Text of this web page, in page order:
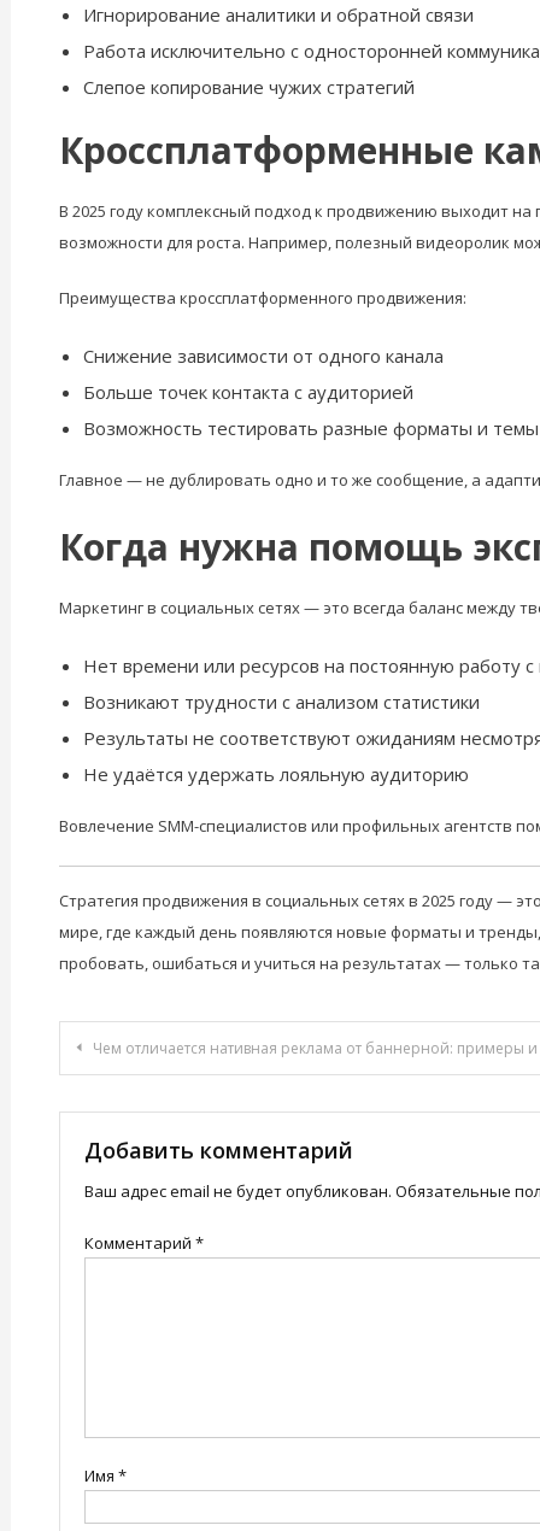
Игнорирование аналитики и обратной связи
Работа исключительно с односторонней
Слепое копирование чужих стратегий
Кроссплатформенные
В 2025 году комплексный подход к продвижению выходит
возможности для роста. Например, полезный видеоролик
Преимущества кроссплатформенного продвижения:
Снижение зависимости от одного канала
Больше точек контакта с аудиторией
Возможность тестировать разные форматы и темы
Главное — не дублировать одно и то же сообщение, а
Когда нужна помощь
Маркетинг в социальных сетях — это всегда баланс между
Нет времени или ресурсов на постоянную работу
Возникают трудности с анализом статистики
Результаты не соответствуют ожиданиям
Не удаётся удержать лояльную аудиторию
Вовлечение SMM-специалистов или профильных агентств
Стратегия продвижения в социальных сетях в 2025 году —
мире, где каждый день появляются новые форматы и
пробовать, ошибаться и учиться на результатах — только
Навигация
по
записям
Чем отличается нативная реклама от баннерной: примеры и
Добавить комментарий
Ваш адрес email не будет опубликован. Обязательные
Комментарий *
Имя *